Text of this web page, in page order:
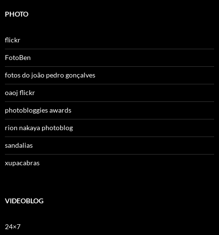
PHOTO
flickr
FotoBen
fotos do joão pedro gonçalves
oaoj flickr
photobloggies awards
rion nakaya photoblog
sandalias
xupacabras
VIDEOBLOG
24×7